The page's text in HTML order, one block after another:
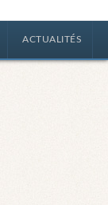
ACTUALITÉS